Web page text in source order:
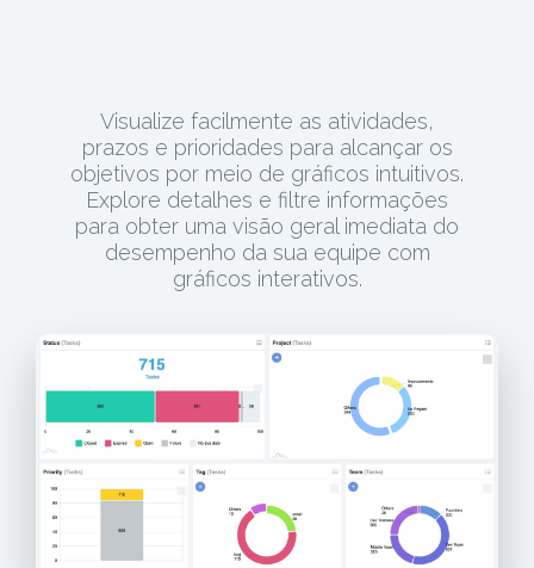
Visualize facilmente as atividades,
prazos e prioridades para alcançar os
objetivos por meio de gráficos intuitivos.
Explore detalhes e filtre informações
para obter uma visão geral imediata do
desempenho da sua equipe com
gráficos interativos.